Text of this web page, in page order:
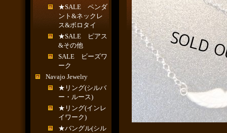
★SALE ペンダ
ント&ネックレ
ス&ボロタイ
★SALE ピアス
&その他
SALE ビーズワ
ーク
Navajo Jewelry
★リング(シルバ
ー・ルース)
★リング(インレ
イワーク)
★バングル(シル